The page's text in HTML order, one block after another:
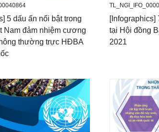
5 dấu ấn nổi bật trong
Nam đảm nhiệm cương
thường trực HĐBA
[Infographics]
tại Hội đồng
2021